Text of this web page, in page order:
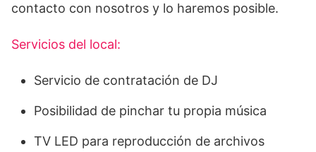
contacto con nosotros y lo haremos posible.
Servicios del local:
Servicio de contratación de DJ
Posibilidad de pinchar tu propia música
TV LED para reproducción de archivos